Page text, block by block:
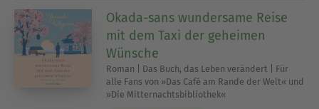
Okada-sans wundersame Reise
mit dem Taxi der geheimen
Wünsche
Roman | Das Buch, das Leben verändert | Für
alle Fans von »Das Café am Rande der Welt« und
»Die Mitternachtsbibliothek«